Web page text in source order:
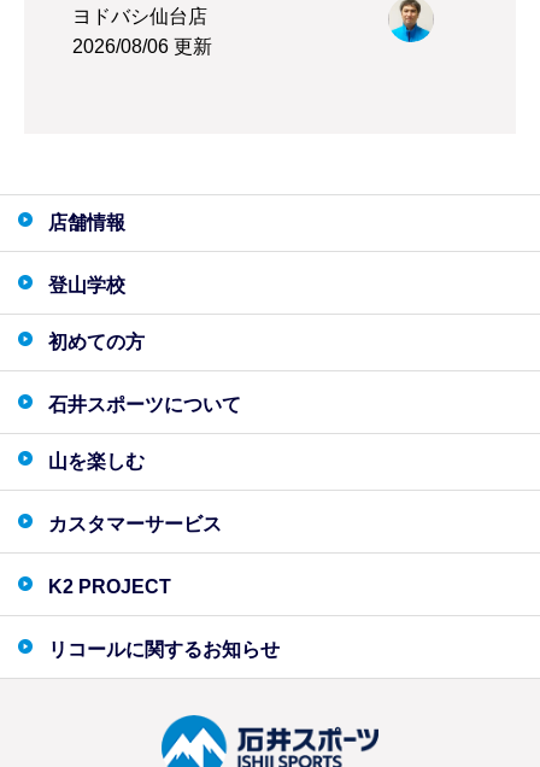
ヨドバシ仙台店
2026/08/06 更新
店舗情報
登山学校
初めての方
石井スポーツについて
山を楽しむ
カスタマーサービス
K2 PROJECT
リコールに関するお知らせ